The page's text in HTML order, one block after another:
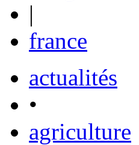
|
france
actualités
•
agriculture